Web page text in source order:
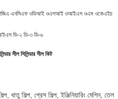
এনসিএফ ওডিআই ওএসআই ওআইএস ওএম ওকেএইচ
ডি-২ ডি-৩ ডি-৬
সীল সিলিন্ডার সীল কিট
ধাতু শিল্প, প্রেস শিল্প, ইঞ্জিনিয়ারিং মেশিন, তেল